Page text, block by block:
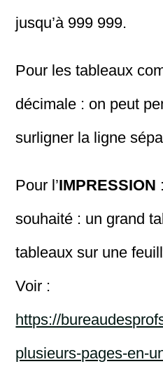
jusqu’à 999 999.
Pour les tableaux
décimale : on peut
surligner la ligne
Pour l’IMPRESSION
souhaité : un grand
tableaux sur une
Voir :
https://
plusieurs-pages-en-